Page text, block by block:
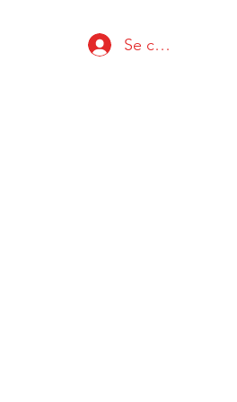
Se connecter